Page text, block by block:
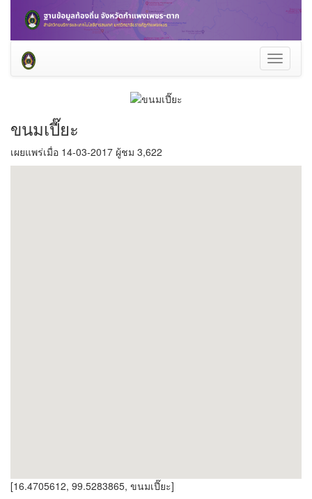
Toggle
ขนมเปี๊ยะ
เผยแพร่เมื่อ 14-03-2017 ผู้ชม 3,622
[16.4705612, 99.5283865, ขนมเปี๊ยะ]